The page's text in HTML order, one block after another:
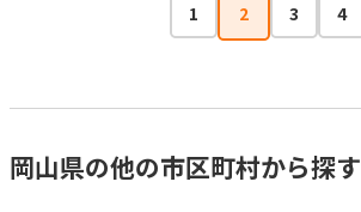
1 2 3 4
岡山県の他の市区町村から探す